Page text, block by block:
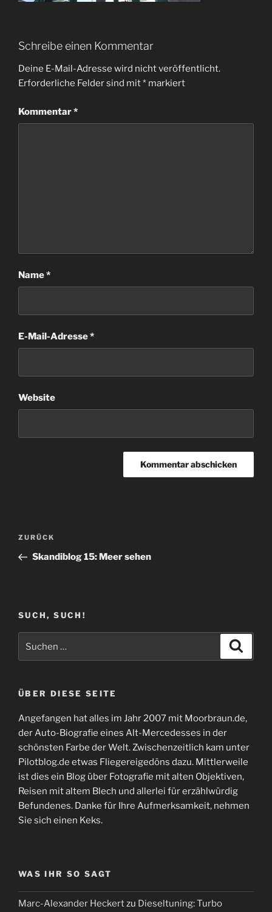
Schreibe einen Kommentar
Deine E-Mail-Adresse wird nicht veröffentlicht.
Erforderliche Felder sind mit* markiert
Kommentar*
Name*
E-Mail-Adresse*
Website
Beitragsnavigation
Vorheriger
Beitrag
ZURÜCK
Skandiblog 15: Meer sehen
SUCH, SUCH!
ÜBER DIESE SEITE
Angefangen hat alles im Jahr 2007 mit Moorbraun.de,
der Auto-Biografie eines Alt-Mercedesses in der
schönsten Farbe der Welt. Zwischenzeitlich kam unter
Pilotblog.de etwas Fliegereigedöns dazu. Mittlerweile
ist dies ein Blog über Fotografie mit alten Objektiven,
Reisen mit altem Blech und allerlei für erzählwürdig
Befundenes. Danke für Ihre Aufmerksamkeit, nehmen
Sie sich einen Keks.
WAS IHR SO SAGT
Marc-Alexander Heckertzu Dieseltuning: Turbo